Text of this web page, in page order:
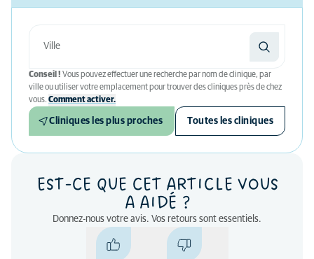
Conseil ! Vous pouvez effectuer une recherche par nom de clinique, par
ville ou utiliser votre emplacement pour trouver des cliniques près de chez
vous. Comment activer.
Cliniques les plus proches Toutes les cliniques
EST-CE QUE CET ARTICLE VOUS
A AIDÉ ?
Donnez-nous votre avis. Vos retours sont essentiels.